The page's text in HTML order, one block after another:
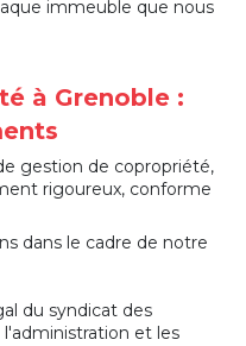
immeuble que nous
à Grenoble :
gestion de copropriété,
rigoureux, conforme
dans le cadre de notre
du syndicat des
et les